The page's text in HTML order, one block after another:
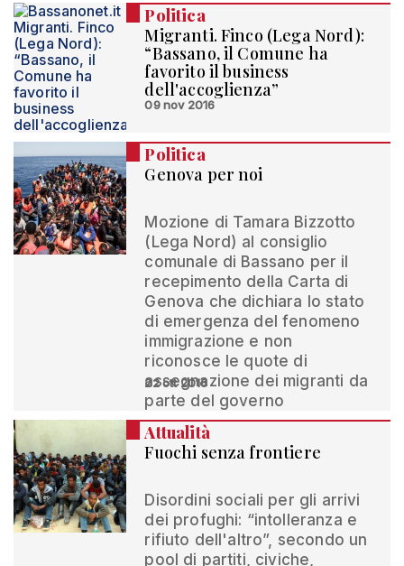
Politica
Migranti. Finco (Lega Nord):
“Bassano, il Comune ha
favorito il business
dell'accoglienza”
09 nov 2016
Politica
Genova per noi
Mozione di Tamara Bizzotto
(Lega Nord) al consiglio
comunale di Bassano per il
recepimento della Carta di
Genova che dichiara lo stato
di emergenza del fenomeno
immigrazione e non
riconosce le quote di
assegnazione dei migranti da
parte del governo
22 ott 2016
Attualità
Fuochi senza frontiere
Disordini sociali per gli arrivi
dei profughi: “intolleranza e
rifiuto dell'altro”, secondo un
pool di partiti, civiche,